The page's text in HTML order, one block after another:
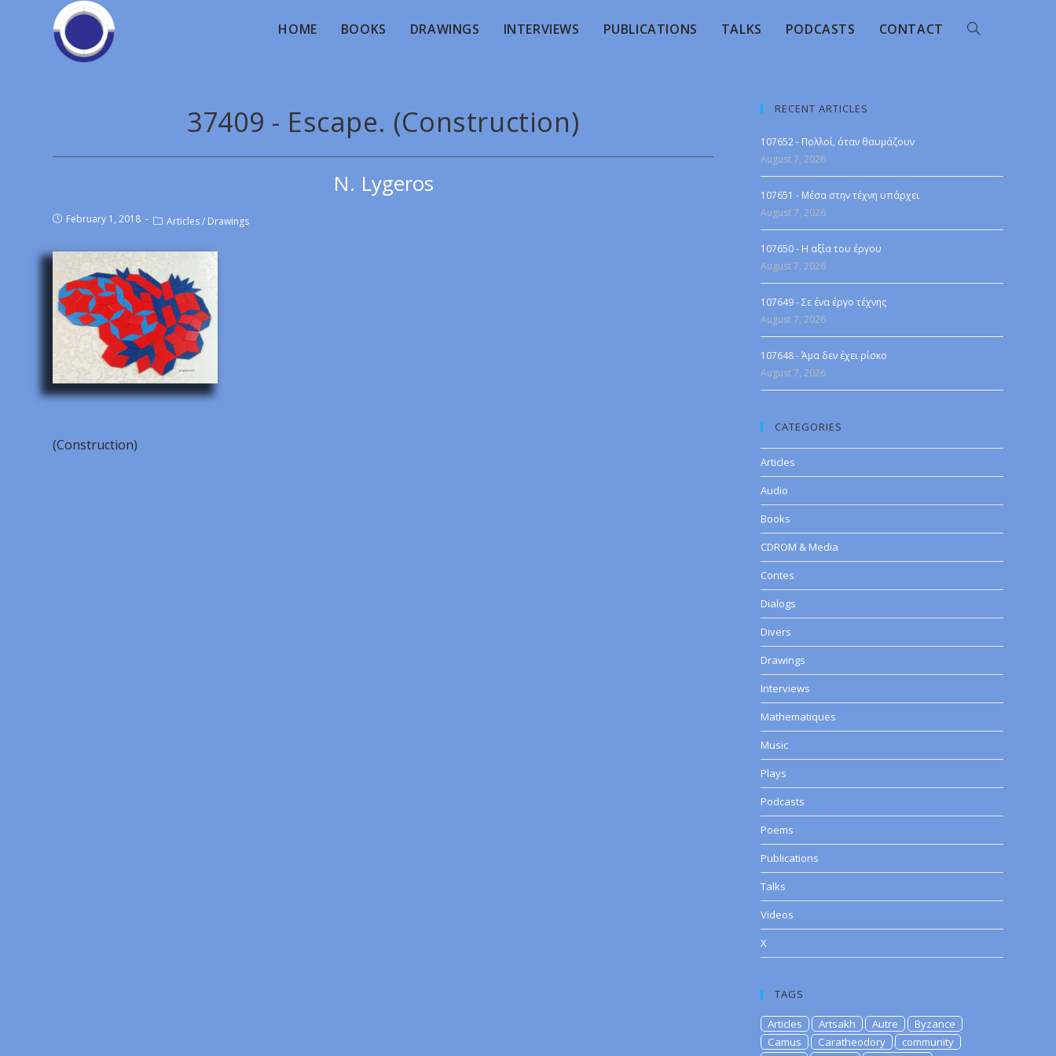
HOME BOOKS DRAWINGS INTERVIEWS PUBLICATIONS TALKS PODCASTS CONTACT
37409 - Escape. (Construction)
N. Lygeros
February 1, 2018 Articles/ Drawings
(Construction)
RECENT ARTICLES
107652 - Πολλοί, όταν θαυμάζουν
August 7, 2026
107651 - Μέσα στην τέχνη υπάρχει
August 7, 2026
107650 - Η αξία του έργου
August 7, 2026
107649 - Σε ένα έργο τέχνης
August 7, 2026
107648 - Άμα δεν έχει ρίσκο
August 7, 2026
CATEGORIES
Articles
Audio
Books
CDROM & Media
Contes
Dialogs
Divers
Drawings
Interviews
Mathematiques
Music
Plays
Podcasts
Poems
Publications
Talks
Videos
X
TAGS
Articles Artsakh Autre
Byzance
Camus
Caratheodory
community